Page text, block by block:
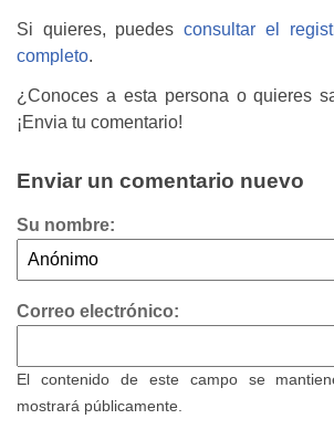
Si quieres, puedesconsultar el
completo.
¿Conoces a esta persona o quieres
¡Envia tu comentario!
Enviar un comentario nuevo
Su nombre:
Correo electrónico:
El contenido de este campo se
mostrará públicamente.